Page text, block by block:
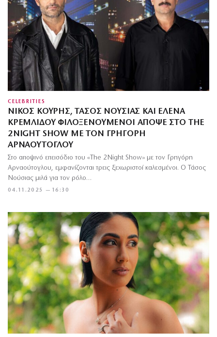
CELEBRITIES
ΝΊΚΟΣ ΚΟΥΡΉΣ, ΤΆΣΟΣ ΝΟΎΣΙΑΣ ΚΑΙ ΈΛΕΝΑ
ΚΡΕΜΛΊΔΟΥ ΦΙΛΟΞΕΝΟΎΜΕΝΟΙ ΑΠΌΨΕ ΣΤΟ THE
2NIGHT SHOW ΜΕ ΤΟΝ ΓΡΗΓΌΡΗ
ΑΡΝΑΟΎΤΟΓΛΟΥ
04.11.2025 — 16:30
Στο αποψινό επεισόδιο του «The 2Night Show» με τον Γρηγόρη
Αρναούτογλου, εμφανίζονται τρεις ξεχωριστοί καλεσμένοι. Ο Τάσος
Νούσιας μιλά για τον ρόλο…